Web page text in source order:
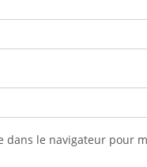
dans le navigateur pour